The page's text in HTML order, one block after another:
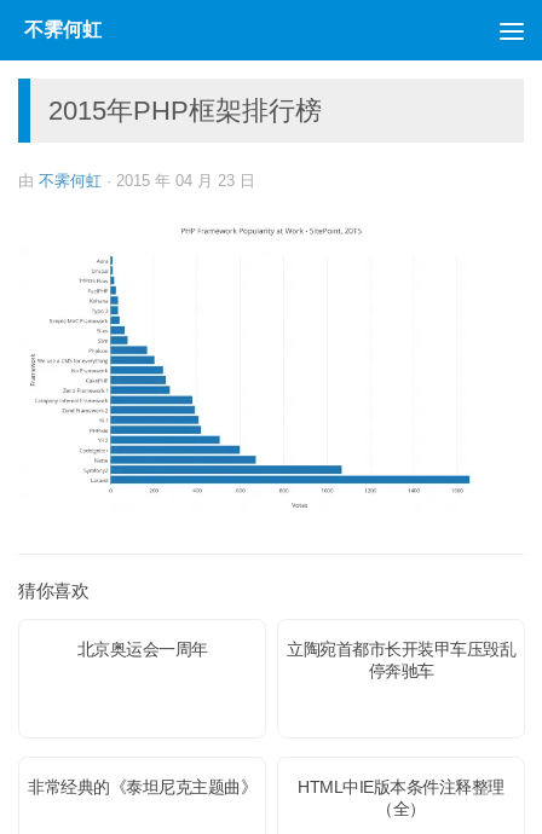
跳至内容
不霁何虹
2015年PHP框架排行榜
由 不霁何虹 · 2015 年 04 月 23 日
猜你喜欢
北京奥运会一周年
立陶宛首都市长开装甲车压毁乱
停奔驰车
非常经典的《泰坦尼克主题曲》
HTML中IE版本条件注释整理
（全）